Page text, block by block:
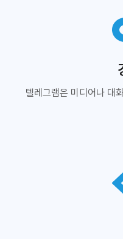
텔레그램은 미디어나 대